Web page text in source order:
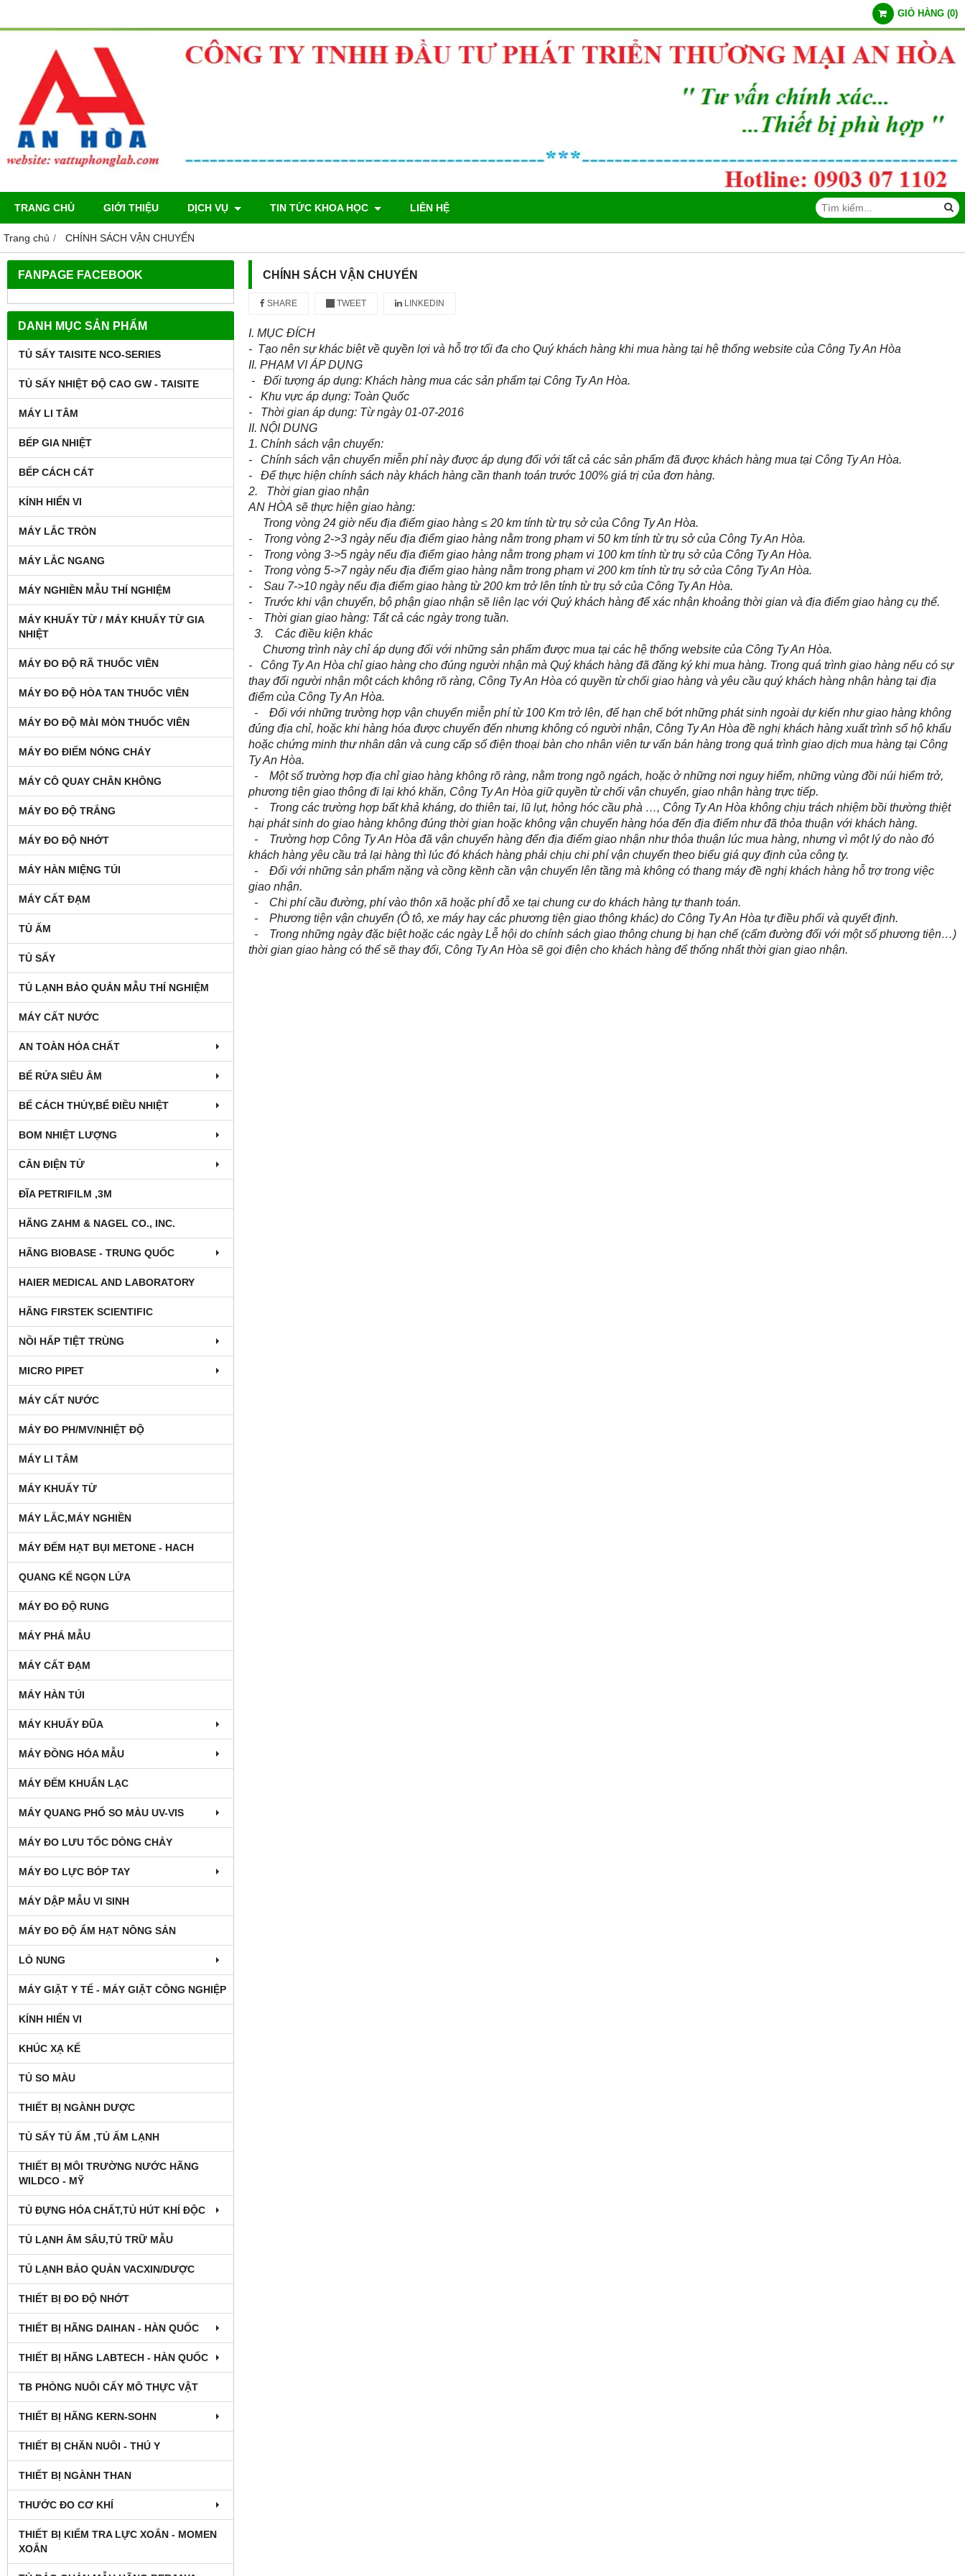
GIỎ HÀNG (0)
TRANG CHỦ GIỚI THIỆU DỊCH VỤ TIN TỨC KHOA HỌC LIÊN HỆ
Trang chủ CHÍNH SÁCH VẬN CHUYỂN
FANPAGE FACEBOOK
DANH MỤC SẢN PHẨM
TỦ SẤY TAISITE NCO-SERIES
TỦ SẤY NHIỆT ĐỘ CAO GW - TAISITE
MÁY LI TÂM
BẾP GIA NHIỆT
BẾP CÁCH CÁT
KÍNH HIỂN VI
MÁY LẮC TRÒN
MÁY LẮC NGANG
MÁY NGHIỀN MẪU THÍ NGHIỆM
MÁY KHUẤY TỪ / MÁY KHUẤY TỪ GIA
NHIỆT
MÁY ĐO ĐỘ RÃ THUỐC VIÊN
MÁY ĐO ĐỘ HÒA TAN THUỐC VIÊN
MÁY ĐO ĐỘ MÀI MÒN THUỐC VIÊN
MÁY ĐO ĐIỂM NÓNG CHÁY
MÁY CÔ QUAY CHÂN KHÔNG
MÁY ĐO ĐỘ TRẮNG
MÁY ĐO ĐỘ NHỚT
MÁY HÀN MIỆNG TÚI
MÁY CẤT ĐẠM
TỦ ẤM
TỦ SẤY
TỦ LẠNH BẢO QUẢN MẪU THÍ NGHIỆM
MÁY CẤT NƯỚC
AN TOÀN HÓA CHẤT
BỂ RỬA SIÊU ÂM
BỂ CÁCH THỦY,BỂ ĐIỀU NHIỆT
BOM NHIỆT LƯỢNG
CÂN ĐIỆN TỬ
ĐĨA PETRIFILM ,3M
HÃNG ZAHM & NAGEL CO., INC.
HÃNG BIOBASE - TRUNG QUỐC
HAIER MEDICAL AND LABORATORY
HÃNG FIRSTEK SCIENTIFIC
NỒI HẤP TIỆT TRÙNG
MICRO PIPET
MÁY CẤT NƯỚC
MÁY ĐO PH/MV/NHIỆT ĐỘ
MÁY LI TÂM
MÁY KHUẤY TỪ
MÁY LẮC,MÁY NGHIỀN
MÁY ĐẾM HẠT BỤI METONE - HACH
QUANG KẾ NGỌN LỬA
MÁY ĐO ĐỘ RUNG
MÁY PHÁ MẪU
MÁY CẤT ĐẠM
MÁY HÀN TÚI
MÁY KHUẤY ĐŨA
MÁY ĐỒNG HÓA MẪU
MÁY ĐẾM KHUẨN LẠC
MÁY QUANG PHỔ SO MÀU UV-VIS
MÁY ĐO LƯU TỐC DÒNG CHẢY
MÁY ĐO LỰC BÓP TAY
MÁY DẬP MẪU VI SINH
MÁY ĐO ĐỘ ẨM HẠT NÔNG SẢN
LÒ NUNG
MÁY GIẶT Y TẾ - MÁY GIẶT CÔNG NGHIỆP
KÍNH HIỂN VI
KHÚC XẠ KẾ
TỦ SO MÀU
THIẾT BỊ NGÀNH DƯỢC
TỦ SẤY TỦ ẤM ,TỦ ẤM LẠNH
THIẾT BỊ MÔI TRƯỜNG NƯỚC HÃNG
WILDCO - MỸ
TỦ ĐỰNG HÓA CHẤT,TỦ HÚT KHÍ ĐỘC
TỦ LẠNH ÂM SÂU,TỦ TRỮ MẪU
TỦ LẠNH BẢO QUẢN VACXIN/DƯỢC
THIẾT BỊ ĐO ĐỘ NHỚT
THIẾT BỊ HÃNG DAIHAN - HÀN QUỐC
THIẾT BỊ HÃNG LABTECH - HÀN QUỐC
TB PHÒNG NUÔI CẤY MÔ THỰC VẬT
THIẾT BỊ HÃNG KERN-SOHN
THIẾT BỊ CHĂN NUÔI - THÚ Y
THIẾT BỊ NGÀNH THAN
THƯỚC ĐO CƠ KHÍ
THIẾT BỊ KIỂM TRA LỰC XOẮN - MOMEN
XOẮN
CHÍNH SÁCH VẬN CHUYỂN
SHARE TWEET LINKEDIN
I. MỤC ĐÍCH
- Tạo nên sự khác biệt về quyền lợi và hỗ trợ tối đa cho Quý khách hàng khi mua hàng tại hệ thống website của Công Ty An Hòa
II. PHẠM VI ÁP DỤNG
- Đối tượng áp dụng: Khách hàng mua các sản phẩm tại Công Ty An Hòa.
- Khu vực áp dụng: Toàn Quốc
- Thời gian áp dụng: Từ ngày 01-07-2016
II. NỘI DUNG
1. Chính sách vận chuyển:
- Chính sách vận chuyển miễn phí này được áp dụng đối với tất cả các sản phẩm đã được khách hàng mua tại Công Ty An Hòa.
- Để thực hiện chính sách này khách hàng cần thanh toán trước 100% giá trị của đơn hàng.
2. Thời gian giao nhận
AN HÒA sẽ thực hiện giao hàng:
Trong vòng 24 giờ nếu địa điểm giao hàng ≤ 20 km tính từ trụ sở của Công Ty An Hòa.
- Trong vòng 2->3 ngày nếu địa điểm giao hàng nằm trong phạm vi 50 km tính từ trụ sở của Công Ty An Hòa.
- Trong vòng 3->5 ngày nếu địa điểm giao hàng nằm trong phạm vi 100 km tính từ trụ sở của Công Ty An Hòa.
- Trong vòng 5->7 ngày nếu địa điểm giao hàng nằm trong phạm vi 200 km tính từ trụ sở của Công Ty An Hòa.
- Sau 7->10 ngày nếu địa điểm giao hàng từ 200 km trở lên tính từ trụ sở của Công Ty An Hòa.
- Trước khi vận chuyển, bộ phận giao nhận sẽ liên lạc với Quý khách hàng để xác nhận khoảng thời gian và địa điểm giao hàng cụ thể.
- Thời gian giao hàng: Tất cả các ngày trong tuần.
3. Các điều kiện khác
Chương trình này chỉ áp dụng đối với những sản phẩm được mua tại các hệ thống website của Công Ty An Hòa.
- Công Ty An Hòa chỉ giao hàng cho đúng người nhận mà Quý khách hàng đã đăng ký khi mua hàng. Trong quá trình giao hàng nếu có sự
thay đổi người nhận một cách không rõ ràng, Công Ty An Hòa có quyền từ chối giao hàng và yêu cầu quý khách hàng nhận hàng tại địa
điểm của Công Ty An Hòa.
- Đối với những trường hợp vận chuyển miễn phí từ 100 Km trở lên, để hạn chế bớt những phát sinh ngoài dự kiến như giao hàng không
đúng địa chỉ, hoặc khi hàng hóa được chuyển đến nhưng không có người nhận, Công Ty An Hòa đề nghị khách hàng xuất trình sổ hộ khẩu
hoặc chứng minh thư nhân dân và cung cấp số điện thoại bàn cho nhân viên tư vấn bán hàng trong quá trình giao dịch mua hàng tại Công
Ty An Hòa.
- Một số trường hợp địa chỉ giao hàng không rõ ràng, nằm trong ngõ ngách, hoặc ở những nơi nguy hiểm, những vùng đồi núi hiểm trở,
phương tiện giao thông đi lại khó khăn, Công Ty An Hòa giữ quyền từ chối vận chuyển, giao nhận hàng trực tiếp.
- Trong các trường hợp bất khả kháng, do thiên tai, lũ lụt, hỏng hóc cầu phà …, Công Ty An Hòa không chịu trách nhiệm bồi thường thiệt
hại phát sinh do giao hàng không đúng thời gian hoặc không vận chuyển hàng hóa đến địa điểm như đã thỏa thuận với khách hàng.
- Trường hợp Công Ty An Hòa đã vận chuyển hàng đến địa điểm giao nhận như thỏa thuận lúc mua hàng, nhưng vì một lý do nào đó
khách hàng yêu cầu trả lại hàng thì lúc đó khách hàng phải chịu chi phí vận chuyển theo biểu giá quy định của công ty.
- Đối với những sản phẩm nặng và cồng kềnh cần vận chuyển lên tầng mà không có thang máy đề nghị khách hàng hỗ trợ trong việc
giao nhận.
- Chi phí cầu đường, phí vào thôn xã hoặc phí đỗ xe tại chung cư do khách hàng tự thanh toán.
- Phương tiện vận chuyển (Ô tô, xe máy hay các phương tiện giao thông khác) do Công Ty An Hòa tự điều phối và quyết định.
- Trong những ngày đặc biệt hoặc các ngày Lễ hội do chính sách giao thông chung bị hạn chế (cấm đường đối với một số phương tiện…)
thời gian giao hàng có thể sẽ thay đổi, Công Ty An Hòa sẽ gọi điện cho khách hàng để thống nhất thời gian giao nhận.